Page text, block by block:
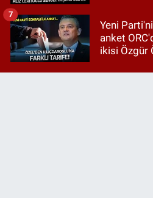
Yeni
anket
ikisi Özgür
7